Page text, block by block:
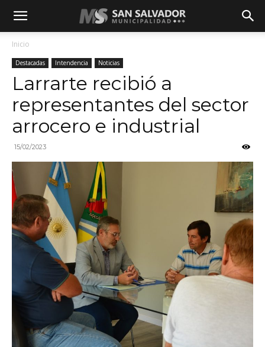
Inicio
Destacadas Intendencia Noticias
Larrarte recibió a
representantes del sector
arrocero e industrial
15/02/2023